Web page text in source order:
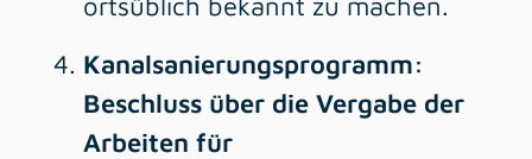
Kanalsanierungsprogramm:
Beschluss über die Vergabe der
Arbeiten für